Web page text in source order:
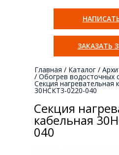
ЗАКАЗАТЬ
Главная / Каталог /
/ Обогрев водосточных
Секция нагревательная
30НСКТ3-0220-040
Секция
кабельная
040